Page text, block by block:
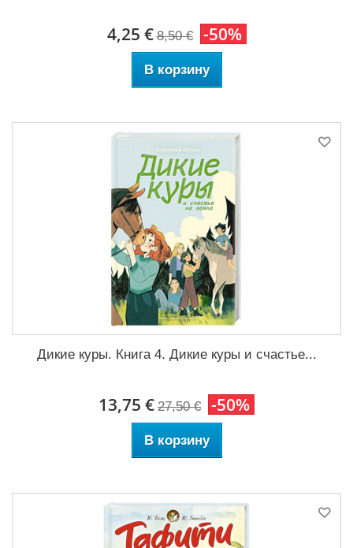
4,25 € 8,50 € -50%
В корзину
Дикие куры. Книга 4. Дикие куры и счастье...
13,75 € 27,50 € -50%
В корзину